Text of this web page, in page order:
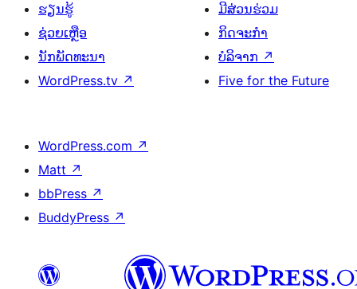
ຮຽນຮູ້
ຊ່ວຍເຫຼືອ
ນັກພັດທະນາ
WordPress.tv ↗
ມີສ່ວນຮ່ວມ
ກິດຈະກຳ
ບໍລິຈາກ ↗
Five for the Future
WordPress.com ↗
Matt ↗
bbPress ↗
BuddyPress ↗